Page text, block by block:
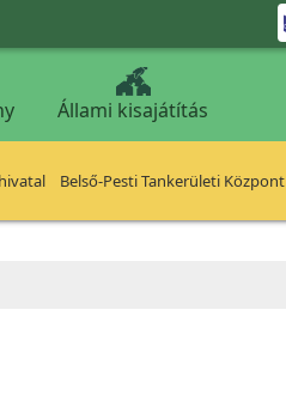
Állami kisajátítás
Belső-Pesti Tankerületi Központ